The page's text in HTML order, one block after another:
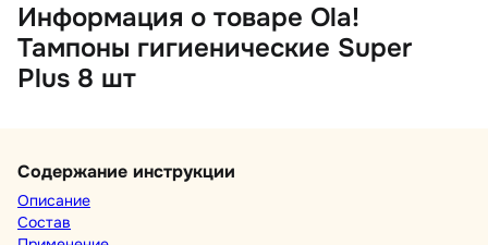
Информация о товаре Ola!
Тампоны гигиенические Super
Plus 8 шт
Содержание инструкции
Описание
Состав